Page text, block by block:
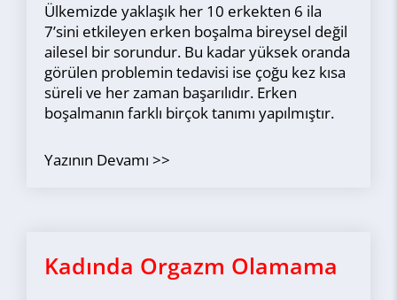
Ülkemizde yaklaşık her 10 erkekten 6 ila
7’sini etkileyen erken boşalma bireysel değil
ailesel bir sorundur. Bu kadar yüksek oranda
görülen problemin tedavisi ise çoğu kez kısa
süreli ve her zaman başarılıdır. Erken
boşalmanın farklı birçok tanımı yapılmıştır.
Yazının Devamı
Kadında Orgazm Olamama